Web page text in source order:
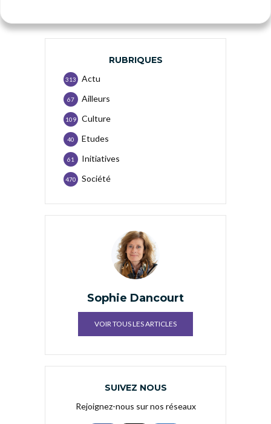
RUBRIQUES
Actu
313
Ailleurs
67
Culture
109
Etudes
40
Initiatives
61
Société
470
Sophie Dancourt
VOIR TOUS LES ARTICLES
SUIVEZ NOUS
Rejoignez-nous sur nos réseaux